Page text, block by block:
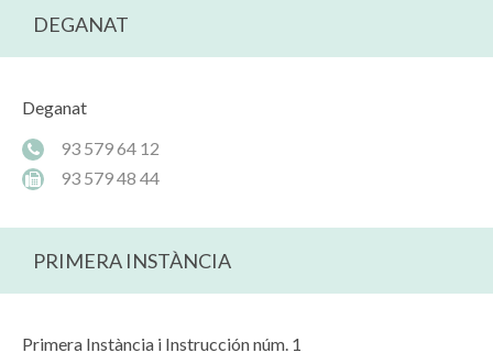
DEGANAT
Deganat
93 579 64 12
93 579 48 44
PRIMERA INSTÀNCIA
Primera Instància i Instrucción núm. 1